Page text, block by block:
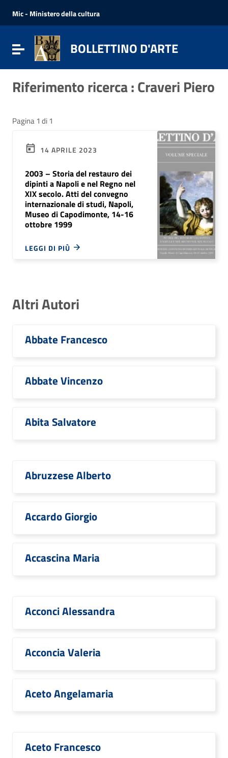
Vai al menu di navigazione
Vai al footer
Mic - Ministero della cultura
Attiva / disattiva la navigazione
BOLLETTINO D'ARTE
Riferimento ricerca : Craveri Piero
Pagina 1 di 1
14 APRILE 2023
2003 – Storia del restauro dei
dipinti a Napoli e nel Regno nel
XIX secolo. Atti del convegno
internazionale di studi, Napoli,
Museo di Capodimonte, 14-16
ottobre 1999
LEGGI DI PIÙ
Altri Autori
Abbate Francesco
Abbate Vincenzo
Abita Salvatore
Abruzzese Alberto
Accardo Giorgio
Accascina Maria
Acconci Alessandra
Acconcia Valeria
Aceto Angelamaria
Aceto Francesco